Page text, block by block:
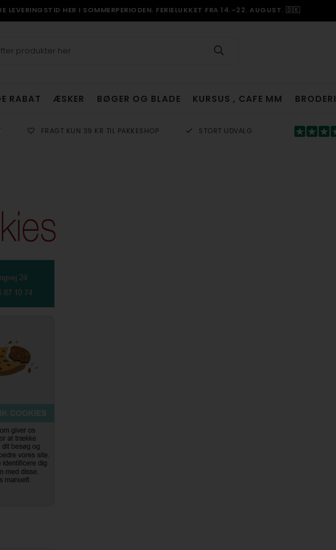
LEVERINGSTID HER I SOMMERPERIODEN. FERIELUKKET FRA 14.–22. AUGUST. 🇩🇰
RABAT ÆSKER BØGER OG BLADE KURSUS , CAFE MM BRODERI
FRAGT KUN 39 KR TIL PAKKESHOP STORT UDVALG